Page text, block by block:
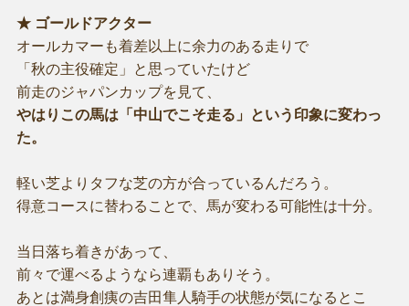
★ ゴールドアクター
オールカマーも着差以上に余力のある走りで
「秋の主役確定」と思っていたけど
前走のジャパンカップを見て、
やはりこの馬は「中山でこそ走る」という印象に変わっ
た。
軽い芝よりタフな芝の方が合っているんだろう。
得意コースに替わることで、馬が変わる可能性は十分。
当日落ち着きがあって、
前々で運べるようなら連覇もありそう。
あとは満身創痍の吉田隼人騎手の状態が気になるとこ